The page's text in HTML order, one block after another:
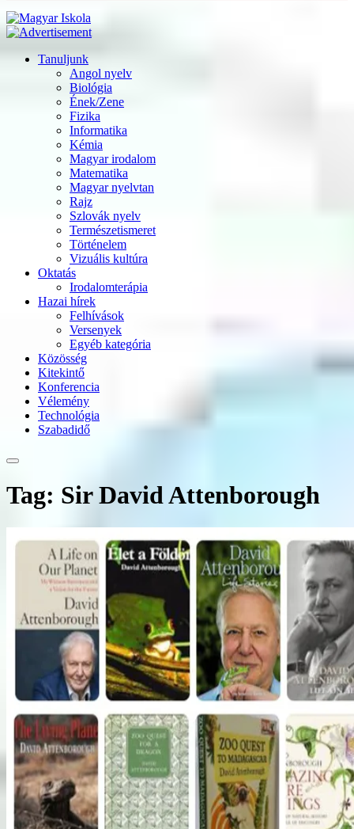
Tanuljunk
Angol nyelv
Biológia
Ének/Zene
Fizika
Informatika
Kémia
Magyar irodalom
Matematika
Magyar nyelvtan
Rajz
Szlovák nyelv
Természetismeret
Történelem
Vizuális kultúra
Oktatás
Irodalomterápia
Hazai hírek
Felhívások
Versenyek
Egyéb kategória
Közösség
Kitekintő
Konferencia
Vélemény
Technológia
Szabadidő
Tag: Sir David Attenborough